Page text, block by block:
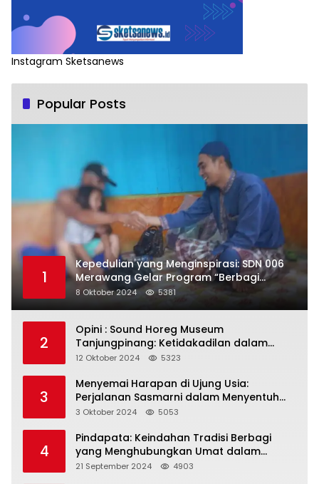
Instagram Sketsanews
Popular Posts
1
Kepedulian yang Menginspirasi: SDN 006
Merawang Gelar Program “Berbagi
Segenggam Beras”
8 Oktober 2024 5381
2
Opini : Sound Horeg Museum
Tanjungpinang: Ketidakadilan dalam
Representasi
12 Oktober 2024 5323
3
Menyemai Harapan di Ujung Usia:
Perjalanan Sasmarni dalam Menyentuh
Hati dan Jiwa
3 Oktober 2024 5053
4
Pindapata: Keindahan Tradisi Berbagi
yang Menghubungkan Umat dalam
Spiritualitas dan Kebersamaan dalam
21 September 2024 4903